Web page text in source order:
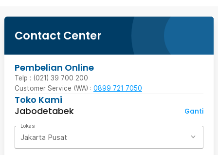
Contact Center
Pembelian Online
Telp : (021) 39 700 200
Customer Service (WA) : 0899 721 7050
Toko Kami
Jabodetabek
Ganti
Lokasi
Jakarta Pusat